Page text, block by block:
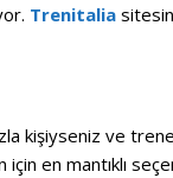
Trenitalia
kişiyseniz ve
en mantıklı